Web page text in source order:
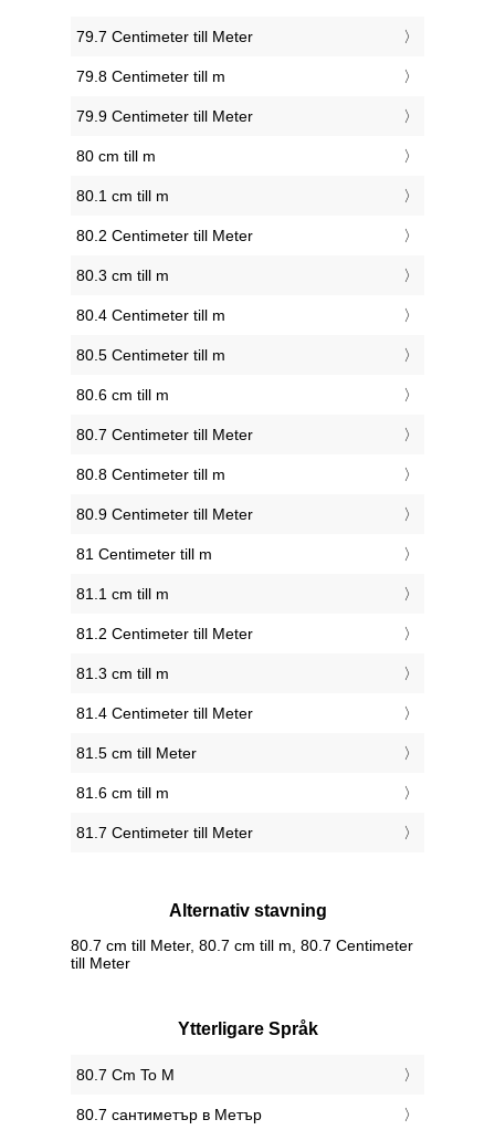
79.7 Centimeter till Meter
79.8 Centimeter till m
79.9 Centimeter till Meter
80 cm till m
80.1 cm till m
80.2 Centimeter till Meter
80.3 cm till m
80.4 Centimeter till m
80.5 Centimeter till m
80.6 cm till m
80.7 Centimeter till Meter
80.8 Centimeter till m
80.9 Centimeter till Meter
81 Centimeter till m
81.1 cm till m
81.2 Centimeter till Meter
81.3 cm till m
81.4 Centimeter till Meter
81.5 cm till Meter
81.6 cm till m
81.7 Centimeter till Meter
Alternativ stavning
80.7 cm till Meter, 80.7 cm till m, 80.7 Centimeter
till Meter
Ytterligare Språk
‎80.7 Cm To M
‎80.7 сантиметър в Метър